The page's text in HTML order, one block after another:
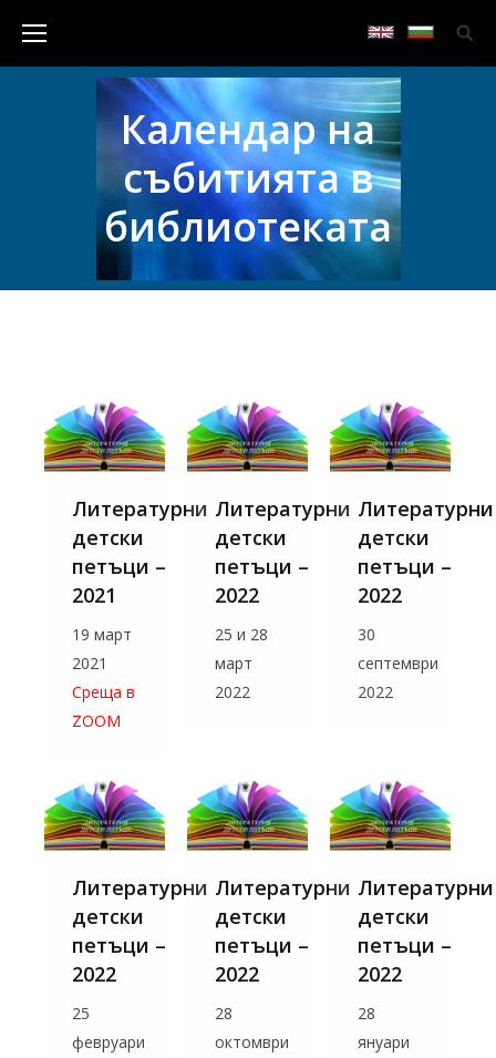
Календар на
събитията в
библиотеката
Литературни
детски
петъци –
2021
19 март
2021
Среща в
ZOOM
Литературни
детски
петъци –
2022
25 и 28
март
2022
Литературни
детски
петъци –
2022
30
септември
2022
Литературни
детски
петъци –
2022
25
февруари
Литературни
детски
петъци –
2022
28
октомври
Литературни
детски
петъци –
2022
28
януари